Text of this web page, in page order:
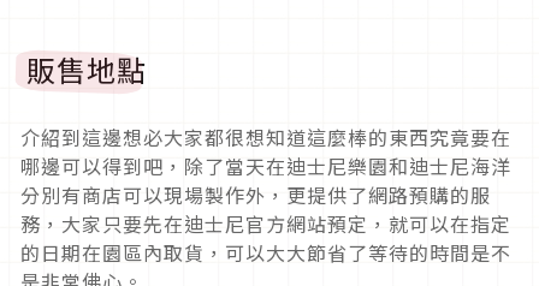
販售地點
介紹到這邊想必大家都很想知道這麼棒的東西究竟要在
哪邊可以得到吧，除了當天在迪士尼樂園和迪士尼海洋
分別有商店可以現場製作外，更提供了網路預購的服
務，大家只要先在迪士尼官方網站預定，就可以在指定
的日期在園區內取貨，可以大大節省了等待的時間是不